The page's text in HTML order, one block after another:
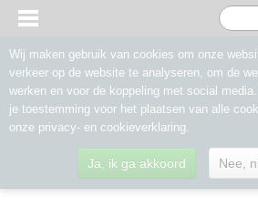
Wij maken gebruik van cookies om onze
verkeer op de website te analyseren, om de
werken en voor de koppeling met social
je toestemming voor het plaatsen van alle
onze privacy- en cookieverklaring.
Ja, ik ga akkoord Nee,